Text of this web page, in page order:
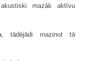
mazāk aktīvu
tādējādi mazinot tā